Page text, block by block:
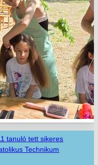
tanuló tett sikeres
Technikum